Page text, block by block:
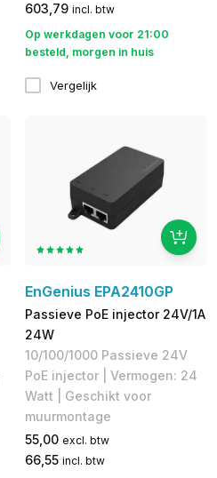
603,79 incl. btw
Op werkdagen voor 21:00
besteld, morgen in huis
Vergelijk
EnGenius EPA2410GP
Passieve PoE injector 24V/1A
24W
10/100/1000 Passieve 24V
PoE injector | Vermogen: 24
Watt | Geschikt voor
muurmontage
55,00 excl. btw
66,55 incl. btw